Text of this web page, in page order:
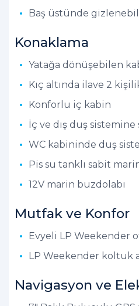
Baş üstünde
Konaklama
Yatağa dönüşebilen
Kıç altında ilave 2
Konforlu iç kabin
İç ve dış duş sistemine
WC kabininde duş
Pis su tanklı sabit
12V marin buzdolabı
Mutfak ve Konfor
Evyeli LP Weekender
LP Weekender koltuk
Navigasyon ve